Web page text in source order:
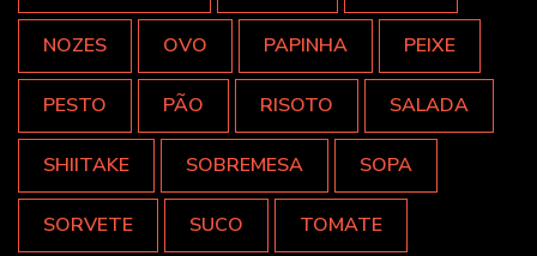
NOZES OVO PAPINHA PEIXE
PESTO PÃO RISOTO SALADA
SHIITAKE SOBREMESA SOPA
SORVETE SUCO TOMATE